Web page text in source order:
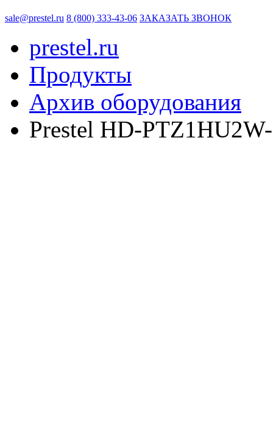
sale@prestel.ru 8 (800) 333-43-06 ЗАКАЗАТЬ ЗВОНОК
prestel.ru
Продукты
Архив оборудования
Prestel HD-